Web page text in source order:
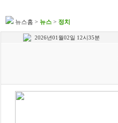
뉴스홈 > 뉴스 > 정치
2026년01월02일 12시35분